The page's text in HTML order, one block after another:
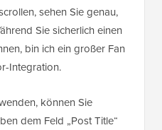
sehen Sie genau,
Sie sicherlich einen
bin ich ein großer Fan
Integration.
können Sie
dem Feld „Post Title“